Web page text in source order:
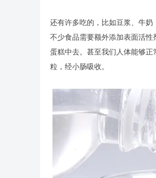
还有许多吃的，比如豆浆、牛
不少食品需要额外添加表面活
蛋糕中去。甚至我们人体能够
粒，经小肠吸收。